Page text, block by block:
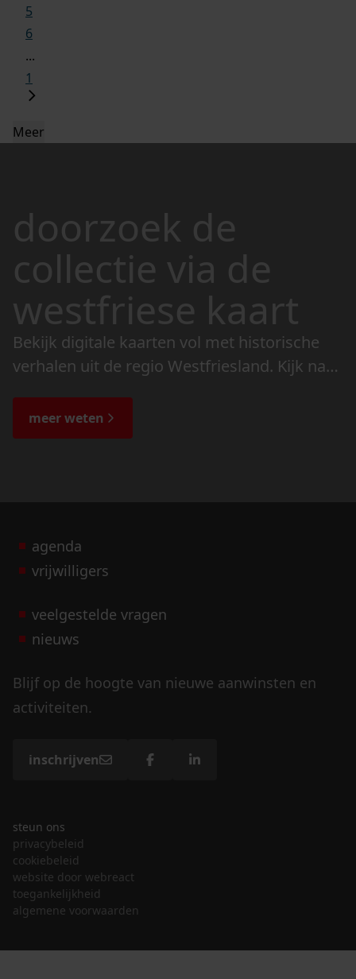
5
6
...
1
Meer
doorzoek de
collectie via de
westfriese kaart
Bekijk digitale kaarten vol met historische
verhalen uit de regio Westfriesland. Kijk naar
de bijzondere verhalen.
meer weten
agenda
vrijwilligers
veelgestelde vragen
nieuws
Blijf op de hoogte van nieuwe aanwinsten en
activiteiten.
inschrijven
steun ons
privacybeleid
cookiebeleid
website door webreact
toegankelijkheid
algemene voorwaarden